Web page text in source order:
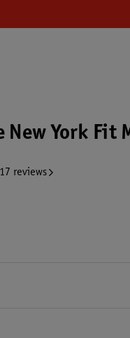
New York Fit
17 reviews